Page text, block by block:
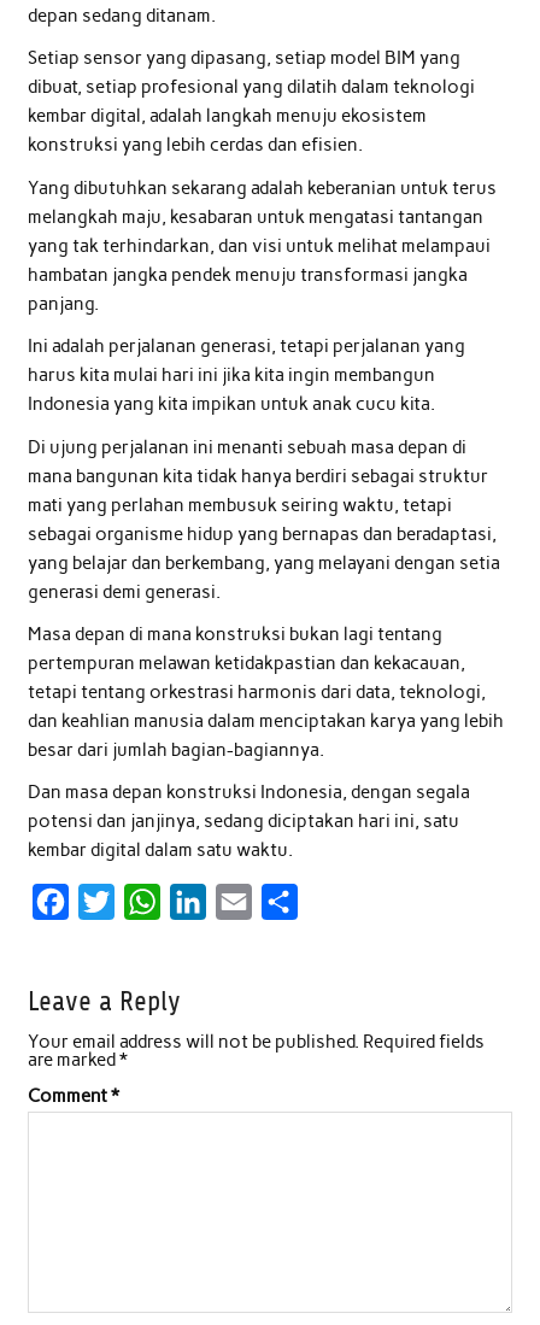
depan sedang ditanam.
Setiap sensor yang dipasang, setiap model BIM yang
dibuat, setiap profesional yang dilatih dalam teknologi
kembar digital, adalah langkah menuju ekosistem
konstruksi yang lebih cerdas dan efisien.
Yang dibutuhkan sekarang adalah keberanian untuk terus
melangkah maju, kesabaran untuk mengatasi tantangan
yang tak terhindarkan, dan visi untuk melihat melampaui
hambatan jangka pendek menuju transformasi jangka
panjang.
Ini adalah perjalanan generasi, tetapi perjalanan yang
harus kita mulai hari ini jika kita ingin membangun
Indonesia yang kita impikan untuk anak cucu kita.
Di ujung perjalanan ini menanti sebuah masa depan di
mana bangunan kita tidak hanya berdiri sebagai struktur
mati yang perlahan membusuk seiring waktu, tetapi
sebagai organisme hidup yang bernapas dan beradaptasi,
yang belajar dan berkembang, yang melayani dengan setia
generasi demi generasi.
Masa depan di mana konstruksi bukan lagi tentang
pertempuran melawan ketidakpastian dan kekacauan,
tetapi tentang orkestrasi harmonis dari data, teknologi,
dan keahlian manusia dalam menciptakan karya yang lebih
besar dari jumlah bagian-bagiannya.
Dan masa depan konstruksi Indonesia, dengan segala
potensi dan janjinya, sedang diciptakan hari ini, satu
kembar digital dalam satu waktu.
e
b
o
t
e
r
W
t
s
p
e
I
l
e
Leave a Reply
Your email address will not be published. Required fields
are marked*
Comment*